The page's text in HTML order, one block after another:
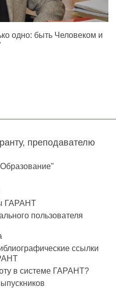
одно: быть Человеком и
преподавателю
ГАРАНТ
пользователя
ссылки
в системе ГАРАНТ?